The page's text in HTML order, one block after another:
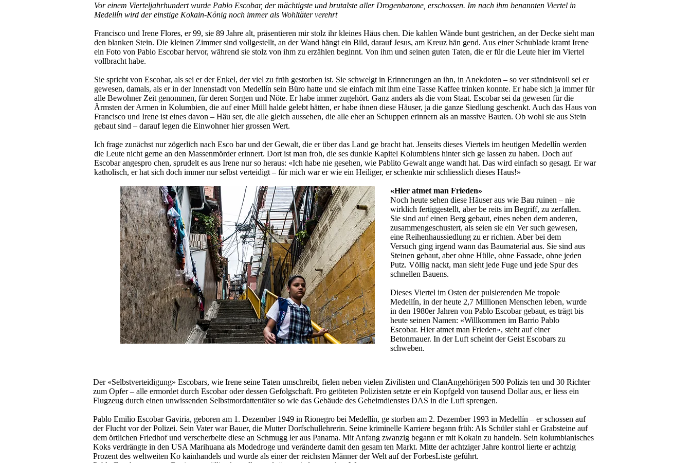
Vor einem Vierteljahrhundert wurde Pablo Escobar, der mächtigste und brutalste aller Drogenbarone, erschossen. Im nach ihm benannten Viertel in
Medellín wird der einstige Kokain-König noch immer als Wohltäter verehrt
Francisco und Irene Flores, er 99, sie 89 Jahre alt, präsentieren mir stolz ihr kleines Häus­ chen. Die kahlen Wände bunt gestrichen, an der Decke sieht man
den blanken Stein. Die kleinen Zimmer sind vollgestellt, an der Wand hängt ein Bild, darauf Jesus, am Kreuz hän­ gend. Aus einer Schublade kramt Irene
ein Foto von Pablo Escobar hervor, während sie stolz von ihm zu erzählen beginnt. Von ihm und seinen guten Taten, die er für die Leute hier im Viertel
vollbracht habe.
Sie spricht von Escobar, als sei er der Enkel, der viel zu früh gestorben ist. Sie schwelgt in Erinnerungen an ihn, in Anekdoten – so ver­ ständnisvoll sei er
gewesen, damals, als er in der Innenstadt von Medellín sein Büro hatte und sie einfach mit ihm eine Tasse Kaffee trinken konnte. Er habe sich ja immer für
alle Bewohner Zeit genommen, für deren Sorgen und Nöte. Er habe immer zugehört. Ganz anders als die vom Staat. Escobar sei da gewesen für die
Ärmsten der Armen in Kolumbien, die auf einer Müll­ halde gelebt hätten, er habe ihnen diese Häuser, ja die ganze Siedlung geschenkt. Auch das Haus von
Francisco und Irene ist eines davon – Häu­ ser, die alle gleich aussehen, die alle eher an Schuppen erinnern als an massive Bauten. Ob­ wohl sie aus Stein
gebaut sind – darauf legen die Einwohner hier grossen Wert.
Ich frage zunächst nur zögerlich nach Esco­ bar und der Gewalt, die er über das Land ge­ bracht hat. Jenseits dieses Viertels im heutigen Medellín werden
die Leute nicht gerne an den Massenmörder erinnert. Dort ist man froh, die­ ses dunkle Kapitel Kolumbiens hinter sich ge­ lassen zu haben. Doch auf
Escobar angespro­ chen, sprudelt es aus Irene nur so heraus: «Ich habe nie gesehen, wie Pablito Gewalt ange­ wandt hat. Das wird einfach so gesagt. Er war
katholisch, er hat sich doch immer nur selbst verteidigt – für mich war er wie ein Heiliger, er schenkte mir schliesslich dieses Haus!»
«Hier atmet man Frieden»
Noch heute sehen diese Häuser aus wie Bau­ ruinen – nie
wirklich fertiggestellt, aber be­ reits im Begriff, zu zerfallen.
Sie sind auf einen Berg gebaut, eines neben dem anderen,
zusammengeschustert, als seien sie ein Ver­ such gewesen,
eine Reihenhaussiedlung zu er­ richten. Aber bei dem
Versuch ging irgend­ wann das Baumaterial aus. Sie sind aus
Steinen gebaut, aber ohne Hülle, ohne Fassade, ohne jeden
Putz. Völlig nackt, man sieht jede Fuge und jede Spur des
schnellen Bauens.
Dieses Viertel im Osten der pulsierenden Me­ tropole
Medellín, in der heute 2,7 Millionen Menschen leben, wurde
in den 1980er Jahren von Pablo Escobar gebaut, es trägt bis
heute seinen Namen: «Willkommen im Barrio Pablo
Escobar. Hier atmet man Frieden», steht auf einer
Betonmauer. In der Luft scheint der Geist Escobars zu
schweben.
Der «Selbstverteidigung» Escobars, wie Irene seine Taten umschreibt, fielen neben vielen Zivilisten und Clan­Angehörigen 500 Polizis­ ten und 30 Richter
zum Opfer – alle ermordet durch Escobar oder dessen Gefolgschaft. Pro getöteten Polizisten setzte er ein Kopfgeld von tausend Dollar aus, er liess ein
Flugzeug durch einen unwissenden Selbstmordattentäter so­ wie das Gebäude des Geheimdienstes DAS in die Luft sprengen.
Pablo Emilio Escobar Gaviria, geboren am 1. Dezember 1949 in Rionegro bei Medellín, ge­ storben am 2. Dezember 1993 in Medellín – er­ schossen auf
der Flucht vor der Polizei. Sein Vater war Bauer, die Mutter Dorfschullehrerin. Seine kriminelle Karriere begann früh: Als Schüler stahl er Grabsteine auf
dem örtlichen Friedhof und verscherbelte diese an Schmugg­ ler aus Panama. Mit Anfang zwanzig begann er mit Kokain zu handeln. Sein kolumbianisches
Koks verdrängte in den USA Marihuana als Modedroge und veränderte damit den gesam­ ten Markt. Mitte der achtziger Jahre kontrol­ lierte er achtzig
Prozent des weltweiten Ko­ kainhandels und wurde als einer der reichsten Männer der Welt auf der Forbes­Liste geführt.